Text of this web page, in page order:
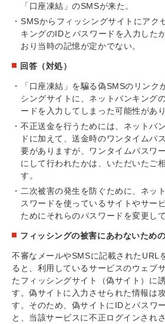
「口座凍結」のSMSが来た。
SMSからフィッシングサイトにアク
キングのIDとパスワードを入力した
おり当時の記憶が定かでない。
回答（対処）
「口座凍結」を騙る偽SMSのリンク
シングサイトに、ネットバンキング
ードを入力してしまった可能性があり
不正送金を行うためには、ネットバ
ドに加えて、送金時のワンタイムパ
要がありますが、ワンタイムパスワ
にして行われたかは、いただいたご
す。
二次被害の発生を防ぐために、ネッ
スワードを使っているサイトやサー
ためにそれらのパスワードを変更し
フィッシングの被害にあわないため
不審なメールやSMSに記載されたURL
ると、利用しているサービスのウェブ
たフィッシングサイト（偽サイト）に
す。偽サイトに入力させられた情報は
す。そのため、偽サイトにIDとパスワ
と、当該サービスに不正ログインされ